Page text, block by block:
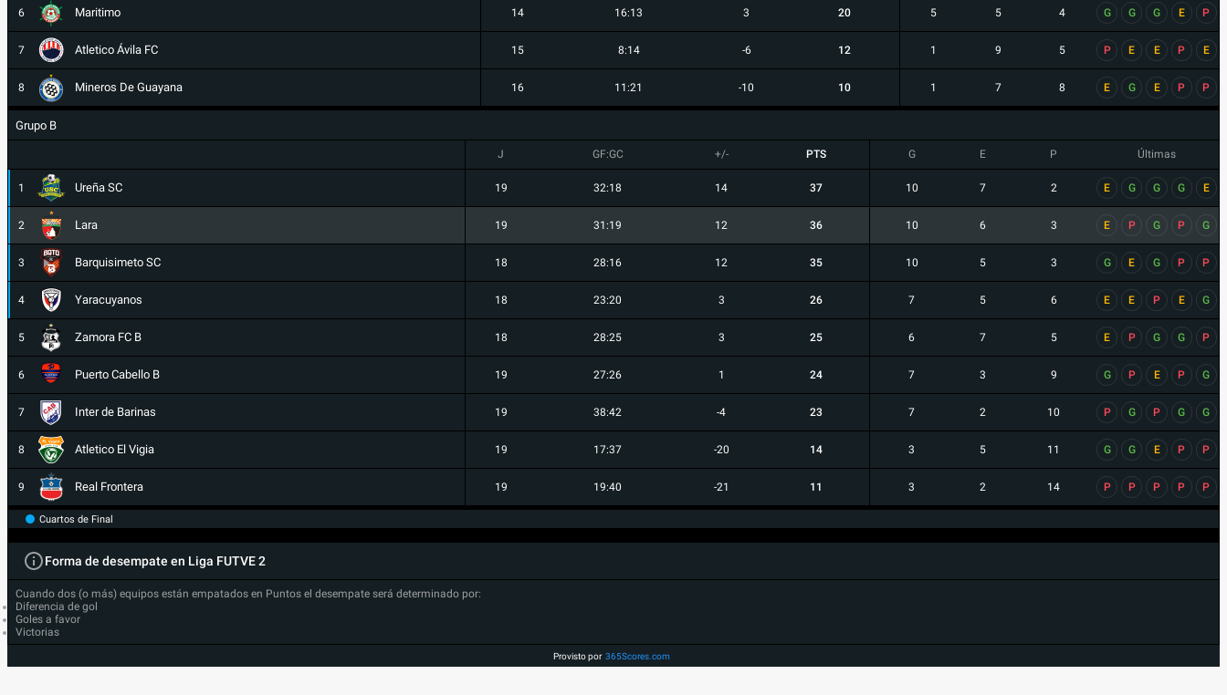
6 Maritimo 14 16:13 3 20 5 5 4 G G G E P
7 Atletico Ávila FC 15 8:14 -6 12 1 9 5 P E E P E
8 Mineros De Guayana 16 11:21 -10 10 1 7 8 E G E P P
Grupo B
J GF:GC +/- PTS G E P Últimas
1 Ureña SC 19 32:18 14 37 10 7 2 E G G G E
2 Lara 19 31:19 12 36 10 6 3 E P G P G
3 Barquisimeto SC 18 28:16 12 35 10 5 3 G E G P P
4 Yaracuyanos 18 23:20 3 26 7 5 6 E E P E G
5 Zamora FC B 18 28:25 3 25 6 7 5 E P G G P
6 Puerto Cabello B 19 27:26 1 24 7 3 9 G P E P G
7 Inter de Barinas 19 38:42 -4 23 7 2 10 P G P G G
8 Atletico El Vigia 19 17:37 -20 14 3 5 11 G G E P P
9 Real Frontera 19 19:40 -21 11 3 2 14 P P P P P
Cuartos de Final
Forma de desempate en Liga FUTVE 2
Cuando dos (o más) equipos están empatados en Puntos el desempate será determinado por:
Diferencia de gol
Goles a favor
Victorias
Provisto por 365Scores.com